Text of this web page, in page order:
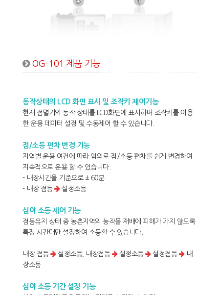
OG-101 제품 기능
동작상태의 LCD 화면 표시 및 조작키 제어기능
현재 점멸기의 동작 상태를 LCD화면에 표시하며 조작키를 이용
한 운용 데이터 설정 및 수동제어 할 수 있습니다.
점/소등 편차 변경 기능
지역별 운용 여건에 따라 임의로 점/소등 편차를 쉽게 변경하여
지속적으로 운용 할 수 있습니다.
- 내장시간을 기준으로 ± 60분
- 내장 점등
설정소등
심야 소등 제어 기능
점등유지 상태 중 농촌지역의 농작물 재배에 피해가 가지 않도록
특정 시간대만 설정하여 소등할 수 있습니다.
내장 점등 설정소등, 내장점등 설정소등 설정점등
내
장소등
심야 소등 기간 설정 기능